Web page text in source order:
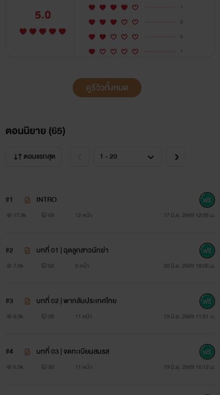
5.0
1
0
0
1
ดูรีวิวทั้งหมด
ตอนนิยาย (65)
ตอนแรกสุด
#1 INTRO
17.9k 59 12 หน้า 17 มิ.ย. 2569 12:05 น.
#2 บทที่ 01 | ฉุดลูกสาวนักฆ่า
7.9k 52 9 หน้า 20 มิ.ย. 2569 18:05 น.
#3 บทที่ 02 | พากลับประเทศไทย
6.9k 38 11 หน้า 19 มิ.ย. 2569 11:31 น.
#4 บทที่ 03 | จดทะเบียนสมรส
5.9k 30 11 หน้า 19 มิ.ย. 2569 15:12 น.